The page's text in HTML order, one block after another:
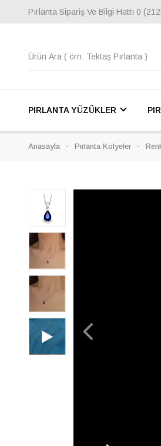
Pırlanta Sipariş Ve Bilgi Hattı 0
PIRLANTA YÜZÜKLER
Anasayfa Pırlanta Kolyeler